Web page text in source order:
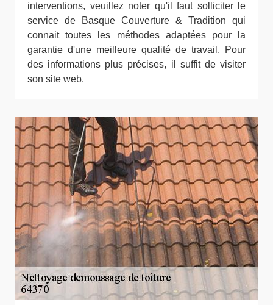
interventions, veuillez noter qu'il faut solliciter le
service de Basque Couverture & Tradition qui
connait toutes les méthodes adaptées pour la
garantie d'une meilleure qualité de travail. Pour
des informations plus précises, il suffit de visiter
son site web.